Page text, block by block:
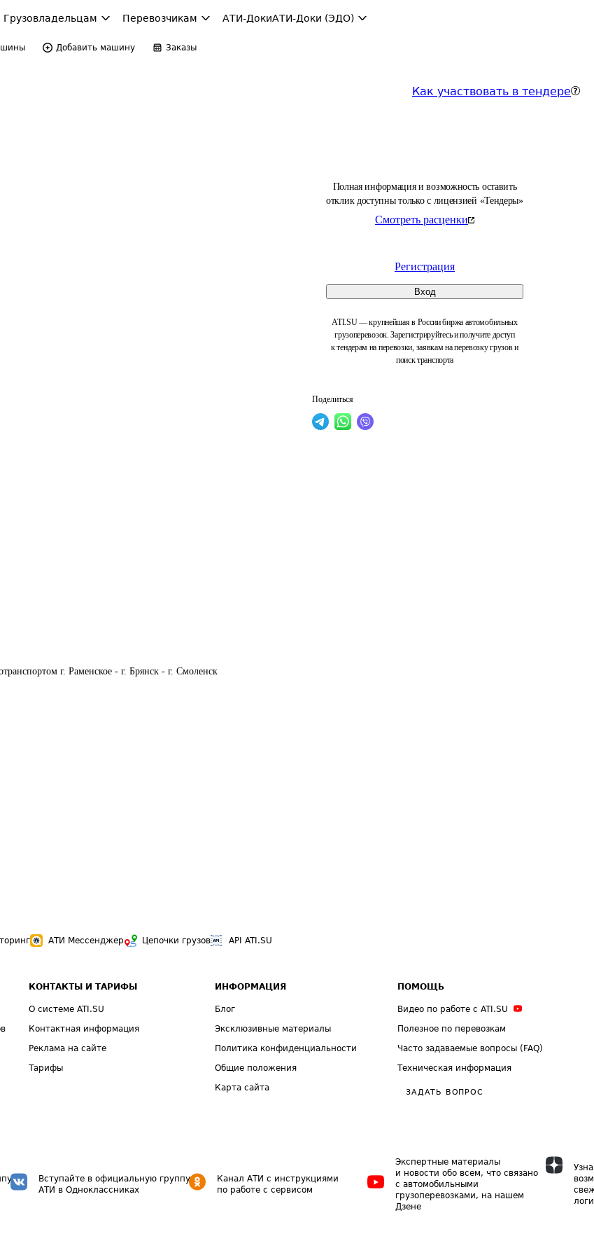
Грузовладельцам Перевозчикам АТИ-ДокиАТИ-Доки (ЭДО)
Добавить машину Заказы
Как участвовать в тендере
Полная информация и возможность оставить
отклик доступны только с лицензией «Тендеры»
Смотреть расценки
Регистрация
Вход
ATI.SU — крупнейшая в России биржа автомобильных
грузоперевозок. Зарегистрируйтесь и получите доступ
к тендерам на перевозки, заявкам на перевозку грузов и
поиск транспорта
Поделиться
г. Раменское - г. Брянск - г. Смоленск
АТИ Мессенджер Цепочки грузов API ATI.SU
КОНТАКТЫ И ТАРИФЫ
О системе ATI.SU
Контактная информация
Реклама на сайте
Тарифы
ИНФОРМАЦИЯ
Блог
Эксклюзивные материалы
Политика конфиденциальности
Общие положения
Карта сайта
ПОМОЩЬ
Видео по работе с ATI.SU
Полезное по перевозкам
Часто задаваемые вопросы (FAQ)
Техническая информация
ЗАДАТЬ ВОПРОС
Вступайте в официальную группу
АТИ в Одноклассниках
Канал АТИ с инструкциями
по работе с сервисом
Экспертные материалы
и новости обо всем, что связано
с автомобильными
грузоперевозками, на нашем
Дзене